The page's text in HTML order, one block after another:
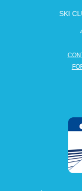
SKI